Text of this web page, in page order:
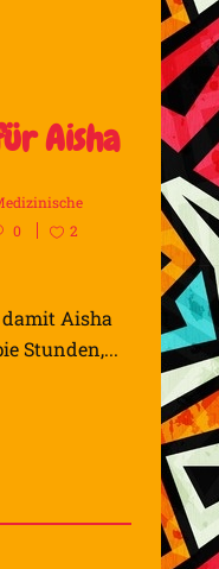
Aisha
0
2
Aisha
Stunden,...